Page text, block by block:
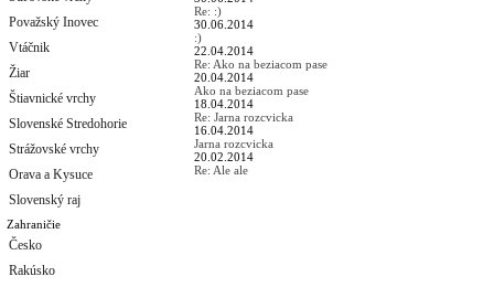
Považský Inovec
Vtáčnik
Žiar
Štiavnické vrchy
Slovenské Stredohorie
Strážovské vrchy
Orava a Kysuce
Slovenský raj
Zahraničie
Česko
Rakúsko
Re: :)
30.06.2014
:)
22.04.2014
Re: Ako na beziacom pase
20.04.2014
Ako na beziacom pase
18.04.2014
Re: Jarna rozcvicka
16.04.2014
Jarna rozcvicka
20.02.2014
Re: Ale ale